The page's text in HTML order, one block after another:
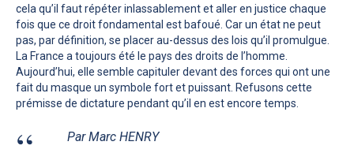
cela qu’il faut répéter inlassablement et aller en justice chaque
fois que ce droit fondamental est bafoué. Car un état ne peut
pas, par définition, se placer au-dessus des lois qu’il promulgue.
La France a toujours été le pays des droits de l’homme.
Aujourd’hui, elle semble capituler devant des forces qui ont une
fait du masque un symbole fort et puissant. Refusons cette
prémisse de dictature pendant qu’il en est encore temps.
Par Marc HENRY